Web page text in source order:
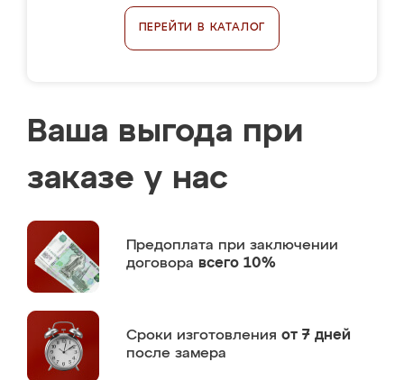
ПЕРЕЙТИ В КАТАЛОГ
Ваша выгода при
заказе у нас
Предоплата при заключении
договора всего 10%
Сроки изготовления от 7 дней
после замера